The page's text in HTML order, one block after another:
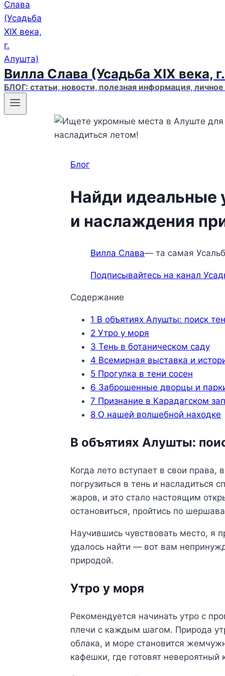
Вилла Слава (Усадьба XIX века,
БЛОГ: статьи, новости, полезная информация,
Блог
Найди идеальные
и наслаждения
Вилла Слава— та самая
Подписывайтесь на канал
Содержание
1 В объятиях Алушты: поиск
2 Утро у моря
3 Тень в ботаническом саду
4 Всемирная выставка и
5 Прогулка в тени сосен
6 Заброшенные дворцы и
7 Признание в Карадагском
8 О нашей волшебной находке
В объятиях Алушты:
Когда лето вступает в свои
погрузиться в тень и
жаров, и это стало настоящим
остановиться, пройтись по
Научившись чувствовать место, я
удалось найти — вот вам
природой.
Утро у моря
Рекомендуется начинать утро с
плечи с каждым шагом. Природа
облака, и море становится
кафешки, где готовят